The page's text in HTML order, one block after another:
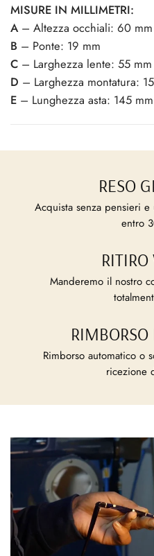
MISURE IN MILLIMETRI:
A– Altezza occhiali: 60 mm
B – Ponte: 19 mm
C – Larghezza lente: 55 mm
D – Larghezza montatura:
E – Lunghezza asta: 145 mm
RESO
Acquista senza pensieri
entro
RITIRO
Manderemo il nostro
Rimborso automatico o
ricezione